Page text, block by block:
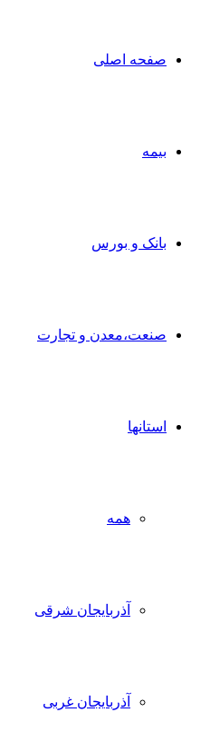
صفحه اصلی
بیمه
بانک و بورس
صنعت،معدن و تجارت
استانها
همه
آذربایجان شرقی
آذربایجان غربی